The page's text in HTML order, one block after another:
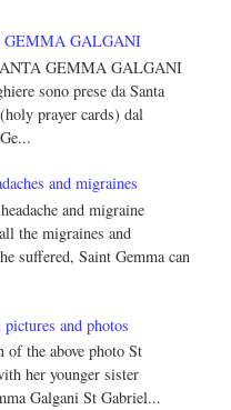
GEMMA GALGANI
GEMMA GALGANI
sono prese da Santa
prayer cards) dal
and migraines
and migraine
the migraines and
suffered, Saint Gemma can
and photos
the above photo St
her younger sister
Galgani St Gabriel...